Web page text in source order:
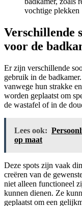
vochtige plekken
Verschillende
voor de
Er zijn verschillende
gebruik in de
vanwege hun strakke
worden geplaatst om
de wastafel of in de
Lees ook:
op maat
Deze spots zijn vaak
creëren van de
niet alleen functioneel
kunnen dienen. Ze
geplaatst om een